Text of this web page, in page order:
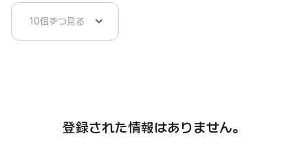
登録された情報はありません。